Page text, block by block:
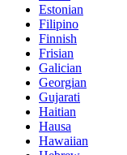
Estonian
Filipino
Finnish
Frisian
Galician
Georgian
Gujarati
Haitian
Hausa
Hawaiian